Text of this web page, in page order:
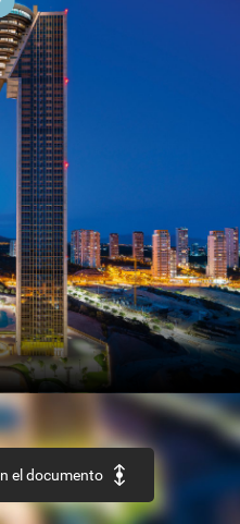
el documento